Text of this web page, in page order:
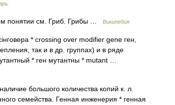
понятии см. Гриб. Грибы … Википедия
* crossing over modifier gene ген,
так и в др. группах) и в ряде
* ген мутантны * mutant …
большого количества копий к. л.
семейства. Генная инженерия * генная